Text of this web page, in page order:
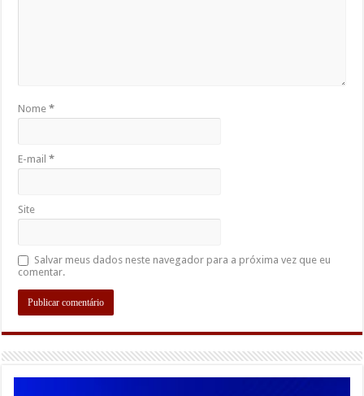
Nome*
E-mail*
Site
Salvar meus dados neste navegador para a próxima vez que eu
comentar.